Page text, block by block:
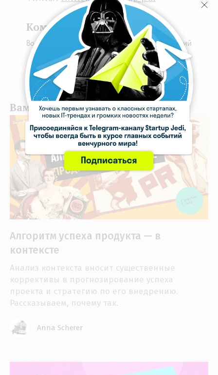
Комментарии
Войдите для того, чтобы оставить комментарий
Вам может понравиться:
Алгоритм успеха продукта — в
контексте
Анализ контекста вносит существенные
коррективы в прогнозирование успеха
проекта и стратегию по его внедрению.
Рассказываем, почему так.
Anna Scherer